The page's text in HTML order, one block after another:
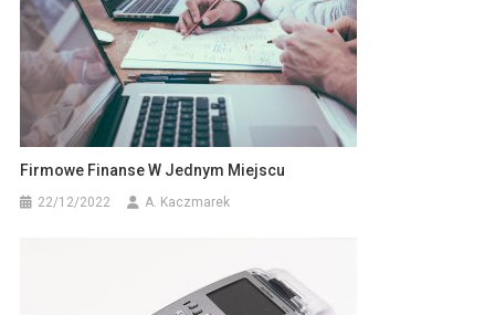
Firmowe Finanse W Jednym Miejscu
22/12/2022 A. Kaczmarek